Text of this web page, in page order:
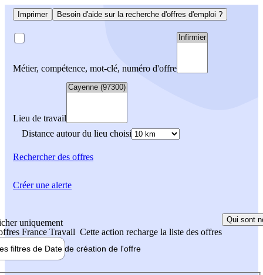
Imprimer Besoin d'aide sur la recherche d'offres d'emploi ?
Métier, compétence, mot-clé, numéro d'offre
Lieu de travail
Distance autour du lieu choisi
Rechercherdes offres
uniquement
France Travail Cette action recharge la liste des offres
Qui sont
filtres de Date de création de l'offre
Créer une alerte